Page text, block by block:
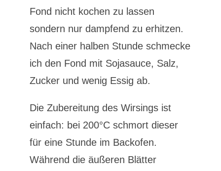
Fond nicht kochen zu lassen
sondern nur dampfend zu erhitzen.
Nach einer halben Stunde schmecke
ich den Fond mit Sojasauce, Salz,
Zucker und wenig Essig ab.
Die Zubereitung des Wirsings ist
einfach: bei 200°C schmort dieser
für eine Stunde im Backofen.
Während die äußeren Blätter